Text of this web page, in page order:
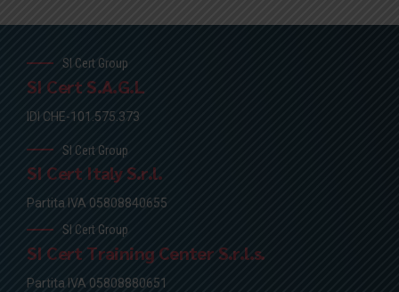
SI Cert Group
SI Cert S.A.G.L
IDI CHE-101.575.373
SI Cert Group
SI Cert Italy S.r.l.
Partita IVA 05808840655
SI Cert Group
SI Cert Training Center S.r.l.s.
Partita IVA 05808880651